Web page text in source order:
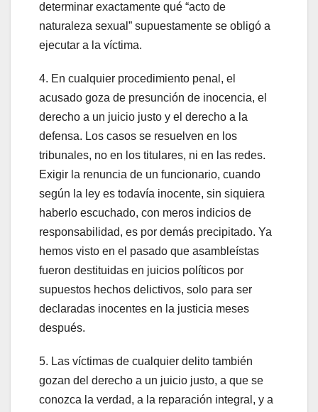
determinar exactamente qué “acto de
naturaleza sexual” supuestamente se obligó a
ejecutar a la víctima.
4. En cualquier procedimiento penal, el
acusado goza de presunción de inocencia, el
derecho a un juicio justo y el derecho a la
defensa. Los casos se resuelven en los
tribunales, no en los titulares, ni en las redes.
Exigir la renuncia de un funcionario, cuando
según la ley es todavía inocente, sin siquiera
haberlo escuchado, con meros indicios de
responsabilidad, es por demás precipitado. Ya
hemos visto en el pasado que asambleístas
fueron destituidas en juicios políticos por
supuestos hechos delictivos, solo para ser
declaradas inocentes en la justicia meses
después.
5. Las víctimas de cualquier delito también
gozan del derecho a un juicio justo, a que se
conozca la verdad, a la reparación integral, y a